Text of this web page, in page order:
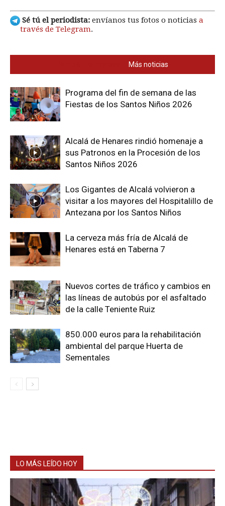
Sé tú el periodista: envíanos tus fotos o noticias a
través de Telegram.
Más noticias
Programa del fin de semana de las
Fiestas de los Santos Niños 2026
Alcalá de Henares rindió homenaje a
sus Patronos en la Procesión de los
Santos Niños 2026
Los Gigantes de Alcalá volvieron a
visitar a los mayores del Hospitalillo de
Antezana por los Santos Niños
La cerveza más fría de Alcalá de
Henares está en Taberna 7
Nuevos cortes de tráfico y cambios en
las líneas de autobús por el asfaltado
de la calle Teniente Ruiz
850.000 euros para la rehabilitación
ambiental del parque Huerta de
Sementales
LO MÁS LEÍDO HOY